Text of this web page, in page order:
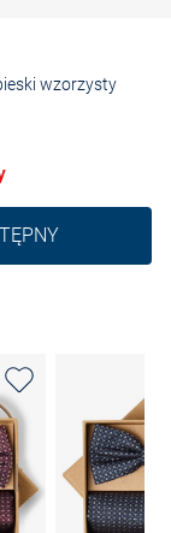
wzorzysty